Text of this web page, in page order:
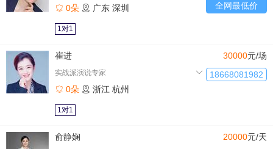
0朵 广东 深圳
全网最低价
1对1
崔进
实战派演说专家
0朵 浙江 杭州
30000元/场
18668081982
1对1
俞静娴 20000元/天